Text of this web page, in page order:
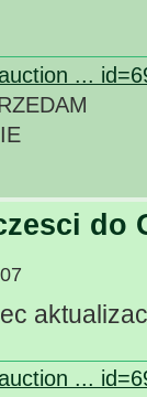
...
do
...